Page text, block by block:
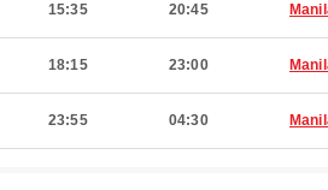
15:35 20:45
18:15 23:00
23:55 04:30